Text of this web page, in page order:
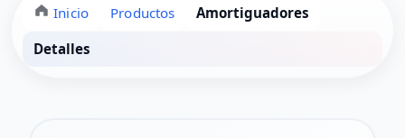
Inicio Productos
Amortiguadores
Detalles